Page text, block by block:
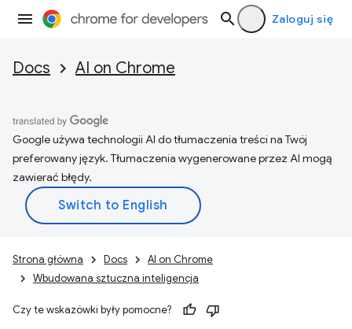
Zaloguj się
Docs AI on Chrome
Google używa technologii AI do tłumaczenia treści na Twój
preferowany język. Tłumaczenia wygenerowane przez AI mogą
zawierać błędy.
Strona główna Docs
AI on Chrome
Wbudowana sztuczna inteligencja
Czy te wskazówki były pomocne?